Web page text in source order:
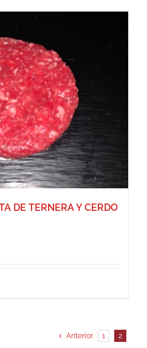
DE TERNERA Y CERDO
Anterior 1 2